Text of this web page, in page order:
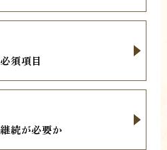
須項目
続が必要か